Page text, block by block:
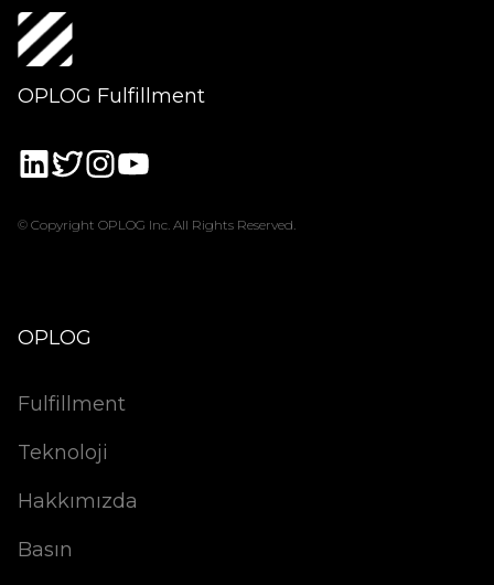
OPLOG Fulfillment
© Copyright OPLOG Inc. All Rights Reserved.
OPLOG
Fulfillment
Teknoloji
Hakkımızda
Basın